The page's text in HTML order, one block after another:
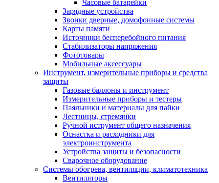
Часовые батарейки
Зарядные устройства
Звонки дверные, домофонные системы
Карты памяти
Источники бесперебойного питания
Стабилизаторы напряжения
Фототовары
Мобильные аксессуары
Инструмент, измерительные приборы и средства
защиты
Газовые баллоны и инструмент
Измерительные приборы и тестеры
Паяльники и материалы для пайки
Лестницы, стремянки
Ручной иструмент общего назначения
Оснастка и расходники для
электроинструмента
Устройства защиты и безопасности
Сварочное оборудование
Системы обогрева, вентиляции, климатотехника
Вентиляторы